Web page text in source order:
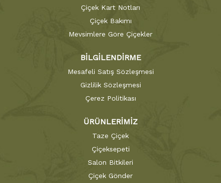
Çiçek Kart Notları
Çiçek Bakımı
Mevsimlere Göre Çiçekler
BİLGİLENDİRME
Mesafeli Satış Sözleşmesi
Gizlilik Sözleşmesi
Çerez Politikası
ÜRÜNLERİMİZ
Taze Çiçek
Çiçeksepeti
Salon Bitkileri
Çiçek Gönder